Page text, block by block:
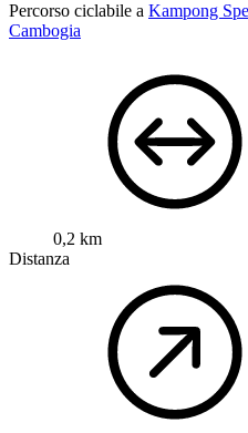
Percorso ciclabile a Kampong
Cambogia
0,2 km
Distanza